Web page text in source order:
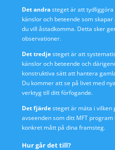
Det andrasteget är att tydliggöra
känslor och beteende som
du vill åstadkomma. Detta sker
observationer.
Det tredjesteget är att
känslor och beteende och
konstruktiva sätt att hantera
Du kommer att se på livet med
verktyg till ditt förfogande.
Det fjärdesteget är mäta i vilken
avseenden som ditt MFT
konkret mått på dina framsteg.
Hur går det till?